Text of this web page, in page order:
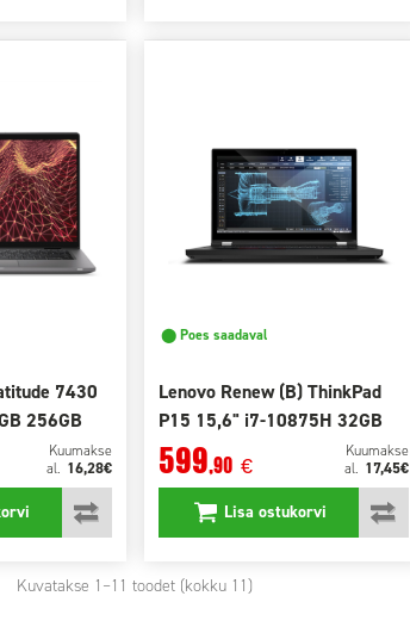
7430
256GB
Kuumakse
al. 16,28€
⬤ Poes saadaval
Lenovo Renew (B) ThinkPad
P15 15,6" i7-10875H 32GB
1TB SSD
599,90 €
Kuumakse
al. 17,45€
Lisa ostukorvi
Kuvatakse 1 –11 toodet (kokku 11)